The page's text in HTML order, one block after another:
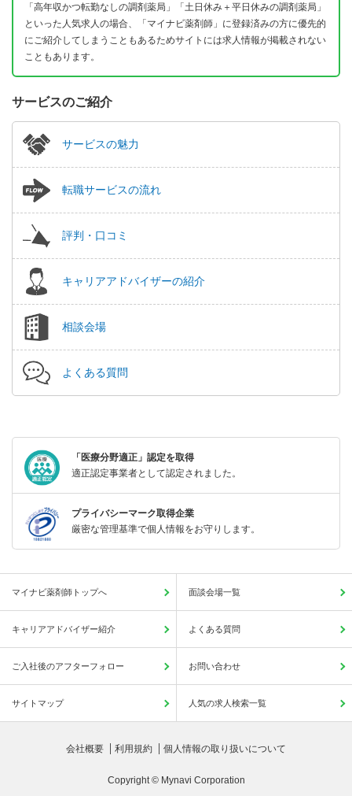
「高年収かつ転勤なしの調剤薬局」「土日休み＋平日休みの調剤薬局」
といった人気求人の場合、「マイナビ薬剤師」に登録済みの方に優先的
にご紹介してしまうこともあるためサイトには求人情報が掲載されない
こともあります。
サービスのご紹介
サービスの魅力
転職サービスの流れ
評判・口コミ
キャリアアドバイザーの紹介
相談会場
よくある質問
「医療分野適正」認定を取得
適正認定事業者として認定されました。
プライバシーマーク取得企業
厳密な管理基準で個人情報をお守りします。
マイナビ薬剤師トップへ 面談会場一覧
キャリアアドバイザー紹介 よくある質問
ご入社後のアフターフォロー お問い合わせ
サイトマップ 人気の求人検索一覧
会社概要 利用規約 個人情報の取り扱いについて
Copyright © Mynavi Corporation